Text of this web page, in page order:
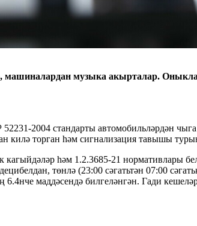
музыка акырталар.
2004 стандарты автомобильләрдән
килә торган һәм сигнализация тавышы
һәм 1.2.3685-21 нормативлары
төнлә (23:00 сәгатьтән 07:00
маддәсендә билгеләнгән. Гади